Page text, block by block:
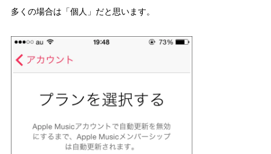
多くの場合は「個人」だと思います。